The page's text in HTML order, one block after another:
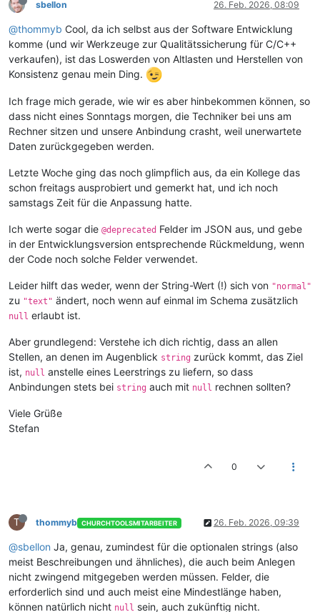
sbellon 26. Feb. 2026, 08:09
@thommyb Cool, da ich selbst aus der Software Entwicklung
komme (und wir Werkzeuge zur Qualitätssicherung für C/C++
verkaufen), ist das Loswerden von Altlasten und Herstellen von
Konsistenz genau mein Ding.
Ich frage mich gerade, wie wir es aber hinbekommen können, so
dass nicht eines Sonntags morgen, die Techniker bei uns am
Rechner sitzen und unsere Anbindung crasht, weil unerwartete
Daten zurückgegeben werden.
Letzte Woche ging das noch glimpflich aus, da ein Kollege das
schon freitags ausprobiert und gemerkt hat, und ich noch
samstags Zeit für die Anpassung hatte.
Ich werte sogar die @deprecated Felder im JSON aus, und gebe
in der Entwicklungsversion entsprechende Rückmeldung, wenn
der Code noch solche Felder verwendet.
Leider hilft das weder, wenn der String-Wert (!) sich von "normal"
zu "text" ändert, noch wenn auf einmal im Schema zusätzlich
null erlaubt ist.
Aber grundlegend: Verstehe ich dich richtig, dass an allen
Stellen, an denen im Augenblick string zurück kommt, das Ziel
ist, null anstelle eines Leerstrings zu liefern, so dass
Anbindungen stets bei string auch mit null rechnen sollten?
Viele Grüße
Stefan
0
T thommyb CHURCHTOOLSMITARBEITER 26. Feb. 2026, 09:39
@sbellon Ja, genau, zumindest für die optionalen strings (also
meist Beschreibungen und ähnliches), die auch beim Anlegen
nicht zwingend mitgegeben werden müssen. Felder, die
erforderlich sind und auch meist eine Mindestlänge haben,
können natürlich nicht null sein, auch zukünftig nicht.